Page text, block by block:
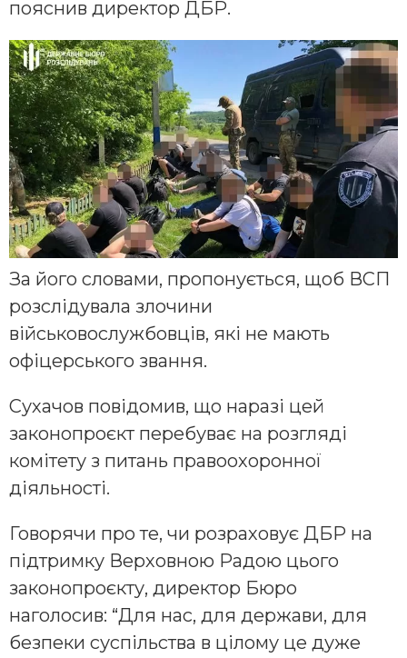
пояснив директор ДБР.
За його словами, пропонується, щоб ВСП
розслідувала злочини
військовослужбовців, які не мають
офіцерського звання.
Сухачов повідомив, що наразі цей
законопроєкт перебуває на розгляді
комітету з питань правоохоронної
діяльності.
Говорячи про те, чи розраховує ДБР на
підтримку Верховною Радою цього
законопроєкту, директор Бюро
наголосив: “Для нас, для держави, для
безпеки суспільства в цілому це дуже